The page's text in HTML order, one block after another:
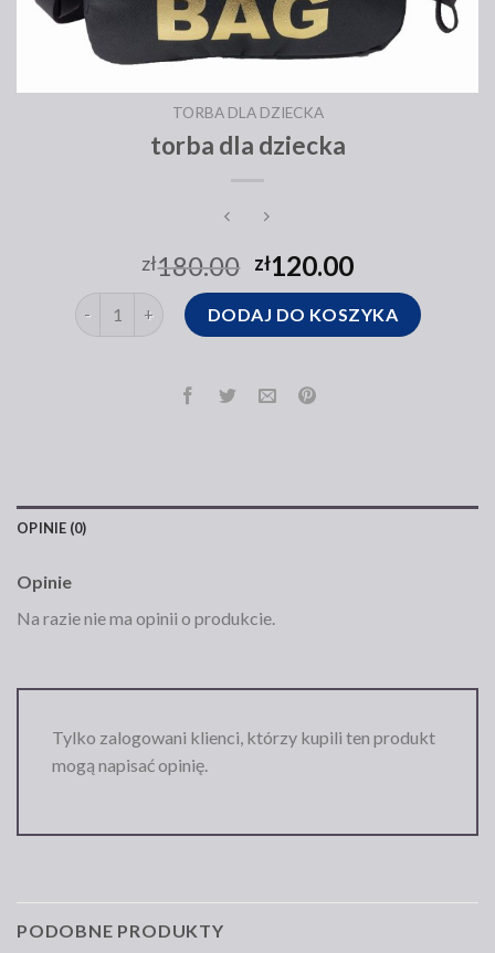
TORBA DLA DZIECKA
torba dla dziecka
zł180.00 zł120.00
ilość torba dla dzieckaDODAJ DO KOSZYKA
OPINIE (0)
Opinie
Na razie nie ma opinii o produkcie.
Tylko zalogowani klienci, którzy kupili ten produkt
mogą napisać opinię.
PODOBNE PRODUKTY